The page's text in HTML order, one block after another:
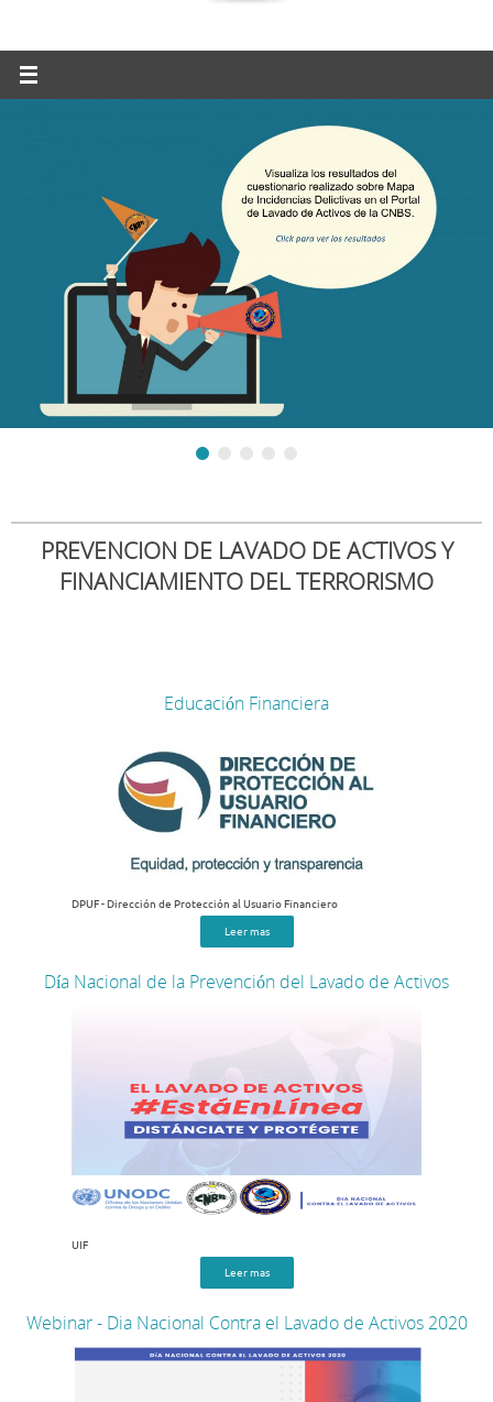
PREVENCION DE LAVADO DE ACTIVOS Y
FINANCIAMIENTO DEL TERRORISMO
Educación Financiera
DPUF - Dirección de Protección al Usuario Financiero
Leer mas
Día Nacional de la Prevención del Lavado de Activos
UIF
Leer mas
Webinar - Dia Nacional Contra el Lavado de Activos 2020